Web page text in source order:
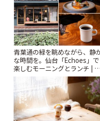
青葉通の緑を眺めながら、静
な時間を。仙台「Echoes」で
楽しむモーニングとランチ | こ
とりっぷ